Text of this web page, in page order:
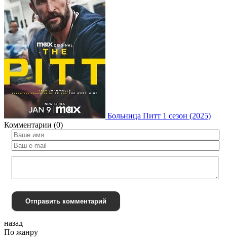
Больница Питт 1 сезон (2025)
Комментарии (0)
Отправить комментарий
назад
По жанру